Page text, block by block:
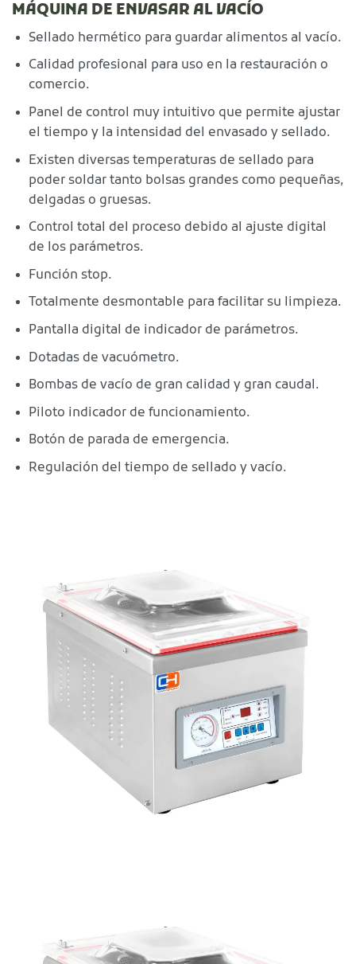
MÁQUINA DE ENVASAR AL VACÍO
Sellado hermético para guardar alimentos al vacío.
Calidad profesional para uso en la restauración o
comercio.
Panel de control muy intuitivo que permite ajustar
el tiempo y la intensidad del envasado y sellado.
Existen diversas temperaturas de sellado para
poder soldar tanto bolsas grandes como pequeñas,
delgadas o gruesas.
Control total del proceso debido al ajuste digital
de los parámetros.
Función stop.
Totalmente desmontable para facilitar su limpieza.
Pantalla digital de indicador de parámetros.
Dotadas de vacuómetro.
Bombas de vacío de gran calidad y gran caudal.
Piloto indicador de funcionamiento.
Botón de parada de emergencia.
Regulación del tiempo de sellado y vacío.